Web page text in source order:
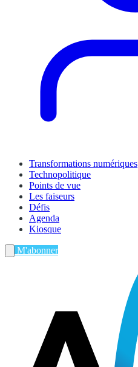
Transformations numériques
Technopolitique
Points de vue
Les faiseurs
Défis
Agenda
Kiosque
M'abonner